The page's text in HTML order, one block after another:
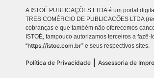
A ISTOÉ PUBLICAÇÕES LTDA é um portal
TRES COMÉRCIO DE PUBLICACÕES LTDA
cobranças e que também não oferecemos
ISTOÉ, tampouco autorizamos terceiros a
“https://istoe.com.br” e seus respectivos sites.
Política de Privacidade Assessoria de